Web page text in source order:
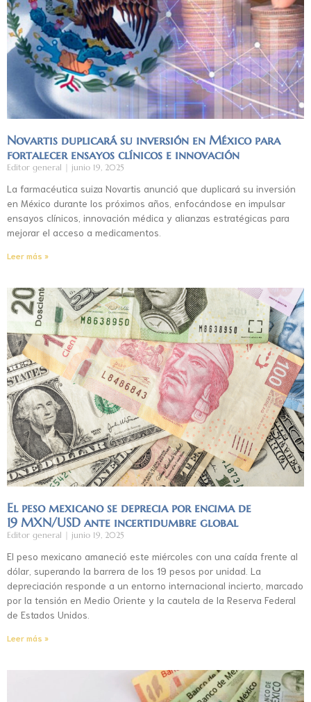
Novartis duplicará su inversión en México para
fortalecer ensayos clínicos e innovación
Editor general junio 19, 2025
La farmacéutica suiza Novartis anunció que duplicará su inversión
en México durante los próximos años, enfocándose en impulsar
ensayos clínicos, innovación médica y alianzas estratégicas para
mejorar el acceso a medicamentos.
Leer más »
El peso mexicano se deprecia por encima de
19 MXN/USD ante incertidumbre global
Editor general junio 19, 2025
El peso mexicano amaneció este miércoles con una caída frente al
dólar, superando la barrera de los 19 pesos por unidad. La
depreciación responde a un entorno internacional incierto, marcado
por la tensión en Medio Oriente y la cautela de la Reserva Federal
de Estados Unidos.
Leer más »